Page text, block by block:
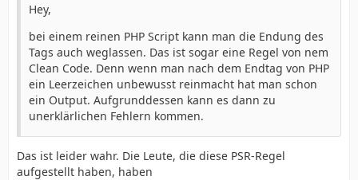
Hey,
bei einem reinen PHP Script kann man die Endung des
Tags auch weglassen. Das ist sogar eine Regel von nem
Clean Code. Denn wenn man nach dem Endtag von PHP
ein Leerzeichen unbewusst reinmacht hat man schon
ein Output. Aufgrunddessen kann es dann zu
unerklärlichen Fehlern kommen.
Das ist leider wahr. Die Leute, die diese PSR-Regel
aufgestellt haben, haben